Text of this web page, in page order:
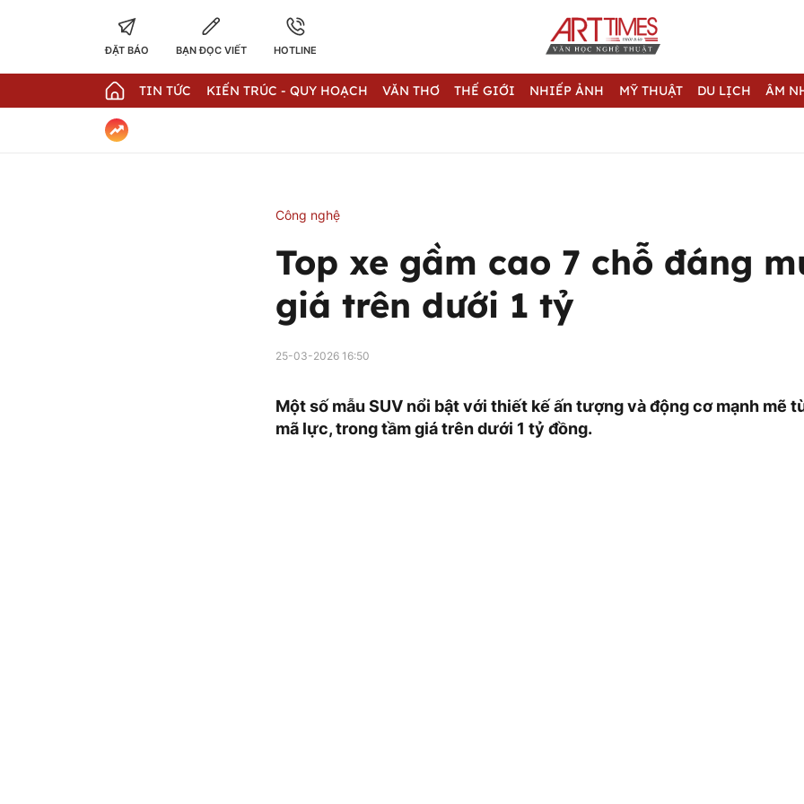
ĐẶT BÁO BẠN ĐỌC VIẾT HOTLINE
TIN TỨC KIẾN TRÚC - QUY HOẠCH VĂN THƠ THẾ GIỚI NHIẾP ẢNH MỸ THUẬT DU LỊCH ÂM
Công nghệ
Top xe gầm cao 7 chỗ đáng
giá trên dưới 1 tỷ
25-03-2026 16:50
Một số mẫu SUV nổi bật với thiết kế ấn tượng và động cơ mạnh mẽ
mã lực, trong tầm giá trên dưới 1 tỷ đồng.